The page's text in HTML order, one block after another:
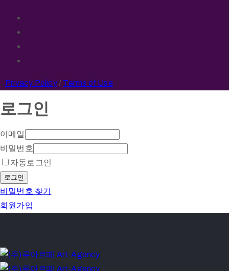
Privacy Policy/ Terms of Use
로그인
이메일
비밀번호
자동로그인
로그인
비밀번호 찾기
회원가입